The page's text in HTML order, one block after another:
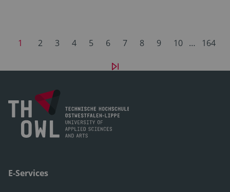
1 2 3 4 5 6 7 8 9 10 … 164
E-Services